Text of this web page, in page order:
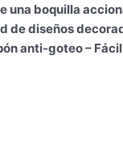
una boquilla
de diseños
anti-goteo –